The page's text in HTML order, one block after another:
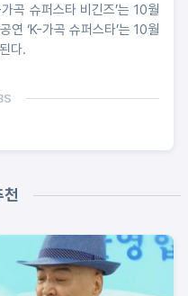
곡 슈퍼스타 비긴즈’는 10월
‘K-가곡 슈퍼스타’는 10월
다.